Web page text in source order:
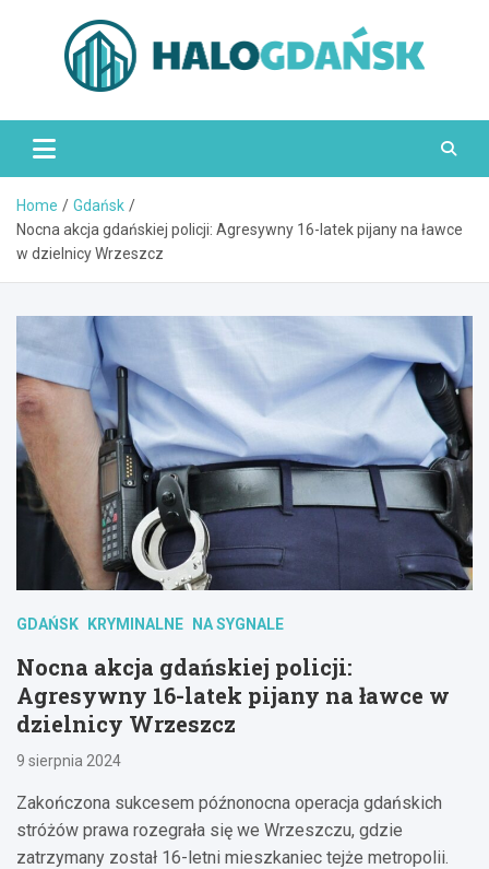
HaloGdańsk.pl
Home
Gdańsk
Nocna akcja gdańskiej policji: Agresywny 16-latek pijany na ławce
w dzielnicy Wrzeszcz
GDAŃSK KRYMINALNE NA SYGNALE
Nocna akcja gdańskiej policji:
Agresywny 16-latek pijany na ławce w
dzielnicy Wrzeszcz
9 sierpnia 2024
Zakończona sukcesem późnonocna operacja gdańskich
stróżów prawa rozegrała się we Wrzeszczu, gdzie
zatrzymany został 16-letni mieszkaniec tejże metropolii.